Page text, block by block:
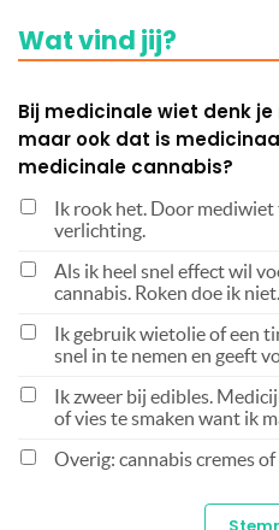
Wat vind jij?
Bij medicinale wiet denk
maar ook dat is
medicinale cannabis?
Ik rook het. Door
verlichting.
Als ik heel snel effect wil
cannabis. Roken doe ik niet.
Ik gebruik wietolie of een
snel in te nemen en geeft
Ik zweer bij edibles.
of vies te smaken want ik
Overig: cannabis cremes